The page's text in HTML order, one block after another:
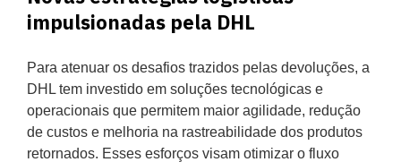
impulsionadas pela DHL
Para atenuar os desafios trazidos pelas devoluções, a
DHL tem investido em soluções tecnológicas e
operacionais que permitem maior agilidade, redução
de custos e melhoria na rastreabilidade dos produtos
retornados. Esses esforços visam otimizar o fluxo